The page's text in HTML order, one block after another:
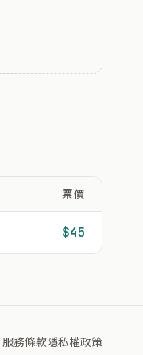
票價
$45
服務條款隱私權政策